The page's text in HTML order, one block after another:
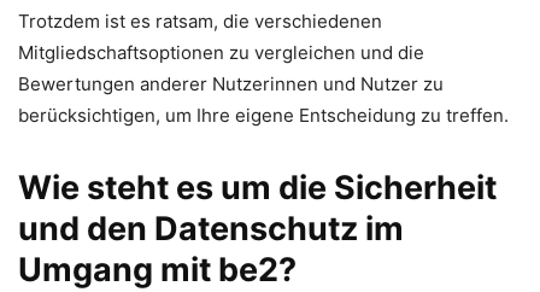
Trotzdem ist es ratsam, die verschiedenen
Mitgliedschaftsoptionen zu vergleichen und die
Bewertungen anderer Nutzerinnen und Nutzer zu
berücksichtigen, um Ihre eigene Entscheidung zu treffen.
Wie steht es um die Sicherheit
und den Datenschutz im
Umgang mit be2?